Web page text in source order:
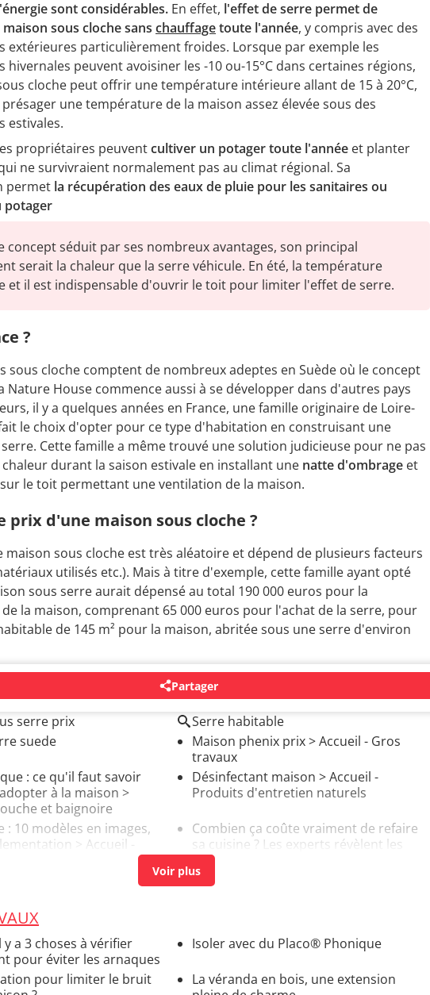
sont considérables. En effet, l'effet de serre permet de
sous cloche sans chauffagetoute l'année, y compris avec des
extérieures particulièrement froides. Lorsque par exemple les
peuvent avoisiner les -10 ou-15°C dans certaines régions,
cloche peut offrir une température intérieure allant de 15 à 20°C,
une température de la maison assez élevée sous des
estivales.
propriétaires peuventcultiver un potager toute l'année et planter
ne survivraient normalement pas au climat régional. Sa
permet la récupération des eaux de pluie pour les sanitaires ou
potager
concept séduit par ses nombreux avantages, son principal
serait la chaleur que la serre véhicule. En été, la température
et il est indispensable d'ouvrir le toit pour limiter l'effet de serre.
?
sous cloche comptent de nombreux adeptes en Suède où le concept
Nature House commence aussi à se développer dans d'autres pays
il y a quelques années en France, une famille originaire de Loire-
le choix d'opter pour ce type d'habitation en construisant une
Cette famille a même trouvé une solution judicieuse pour ne pas
durant la saison estivale en installant une natte d'ombrage et
le toit permettant une ventilation de la maison.
prix d'une maison sous cloche ?
maison sous cloche est très aléatoire et dépend de plusieurs facteurs
utilisés etc.). Mais à titre d'exemple, cette famille ayant opté
sous serre aurait dépensé au total 190 000 euros pour la
la maison, comprenant 65 000 euros pour l'achat de la serre, pour
de 145 m² pour la maison, abritée sous une serre d'environ
Partager
SUJET
serre prix
Serre habitable
suede
Maison phenix prix> Accueil - Gros
travaux
: ce qu'il faut savoir
à la maison >
et baignoire
Désinfectant maison > Accueil -
Produits d'entretien naturels
: 10 modèles en images,
> Accueil -
Combien ça coûte vraiment de refaire
sa cuisine ? Les experts révèlent les
économies possibles
travaux
y a 3 choses à vérifier
pour éviter les arnaques
Isoler avec du Placo® Phonique
pour limiter le bruit
La véranda en bois, une extension